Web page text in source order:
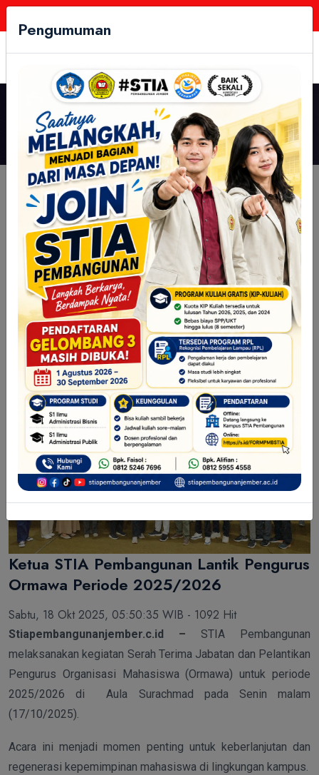
Pengumuman
Ketua STIA Pembangunan
Lantik Pengurus Ormawa
Periode 2025/2026
Kategori:
Berita
Akademik
Ujian
Kegiatan Mahasiswa
Agenda
Layanan Mahasiswa
Pengumuman
Kampus
Ketua STIA Pembangunan Lantik Pengurus
Ormawa Periode 2025/2026
Sabtu, 18 Okt 2025, 05:50:35 WIB - 1092 Hit
Stiapembangunanjember.c.id – STIA Pembangunan
melaksanakan kegiatan Serah Terima Jabatan dan Pelantikan
Pengurus Organisasi Mahasiswa (Ormawa) untuk periode
2025/2026 di Aula Surachmad pada Senin malam
(17/10/2025).
Acara ini menjadi momen penting untuk keberlanjutan dan
regenerasi kepemimpinan mahasiswa di lingkungan kampus.